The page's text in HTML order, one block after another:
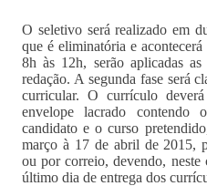
O seletivo será realizado em
que é eliminatória e
8h às 12h, serão aplicadas
redação. A segunda fase será
curricular. O currículo
envelope lacrado contendo
candidato e o curso
março à 17 de abril de 2015,
ou por correio, devendo, neste
último dia de entrega dos